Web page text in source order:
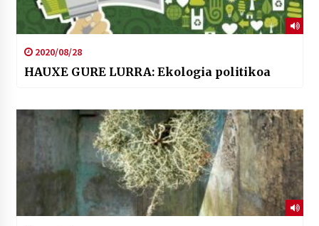
2020/08/28
HAUXE GURE LURRA: Ekologia politikoa